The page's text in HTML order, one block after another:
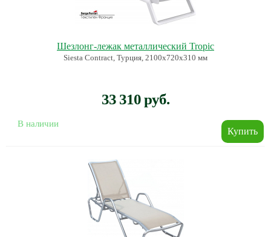
Шезлонг-лежак металлический Tropic
Siesta Contract, Турция, 2100х720х310 мм
33 310 руб.
В наличии